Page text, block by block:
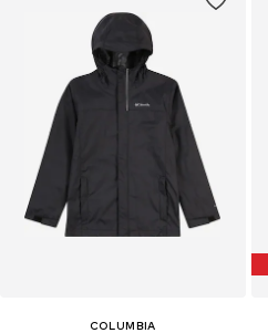
COLUMBIA